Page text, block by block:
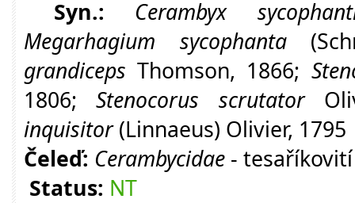
Syn.: Cerambyx
Megarhagium sycophanta
grandicepsThomson, 1866;
1806;Stenocorus scrutator
inquisitor(Linnaeus) Olivier, 1795
Čeleď: Cerambycidae - tesaříkovití
Status: NT